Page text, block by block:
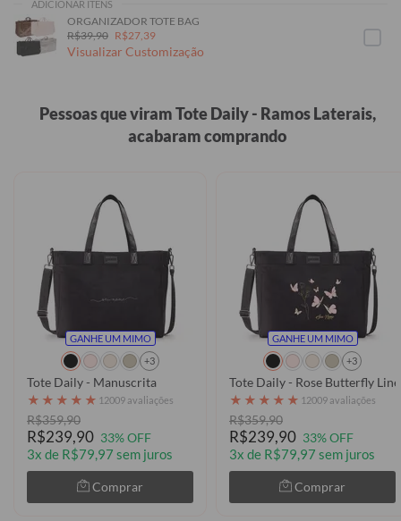
ADICIONAR ITENS
ORGANIZADOR TOTE BAG
R$39,90 R$27,39
Visualizar Customização
Pessoas que viram Tote Daily - Ramos Laterais,
acabaram comprando
GANHE UM MIMO
+3
Tote Daily - Manuscrita
★ ★ ★ ★ ★ 12009 avaliações
R$359,90
R$239,90 33% OFF
3x de R$79,97 sem juros
Comprar
GANHE UM MIMO
+3
Tote Daily - Rose Butterfly Line
★ ★ ★ ★ ★ 12009 avaliações
R$359,90
R$239,90 33% OFF
3x de R$79,97 sem juros
Comprar